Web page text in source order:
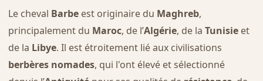
Le cheval Barbeest originaire du Maghreb,
principalement du Maroc, de l’Algérie, de la Tunisieet
de la Libye. Il est étroitement lié aux civilisations
berbères nomades, qui l'ont élevé et sélectionné